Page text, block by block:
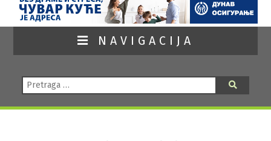
NAVIGACIJA
Pretraga: